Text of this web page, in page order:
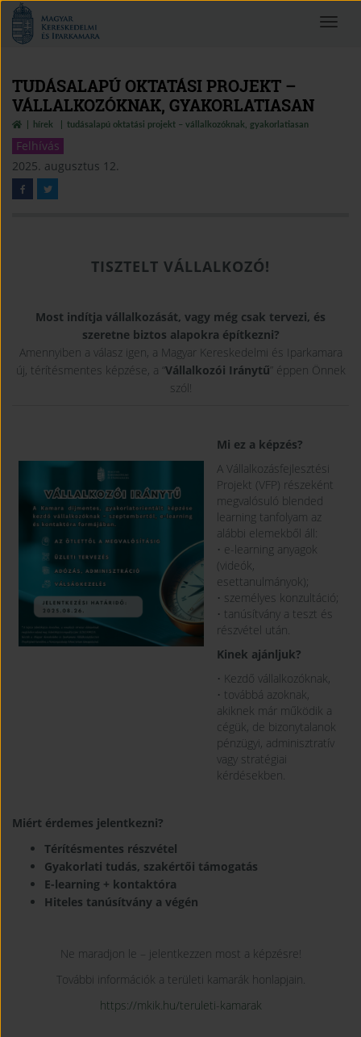
Magyar
Kereskedelmi
és
Toggle
TUDÁSALAPÚ OKTATÁSI PROJEKT –
VÁLLALKOZÓKNAK, GYAKORLATIASAN
hírek tudásalapú oktatási projekt – vállalkozóknak, gyakorlatiasan
Felhívás
2025. augusztus 12.
TISZTELT VÁLLALKOZÓ!
Most indítja vállalkozását, vagy még csak tervezi, és
szeretne biztos alapokra építkezni?
Amennyiben a válasz igen, a Magyar Kereskedelmi és Iparkamara
új, térítésmentes képzése, a “Vállalkozói Iránytű” éppen Önnek
szól!
Mi ez a képzés?
A Vállalkozásfejlesztési
Projekt (VFP) részeként
megvalósuló blended
learning tanfolyam az
alábbi elemekből áll:
• e-learning anyagok
(videók,
esettanulmányok);
• személyes konzultáció;
• tanúsítvány a teszt és
részvétel után.
Kinek ajánljuk?
• Kezdő vállalkozóknak,
• továbbá azoknak,
akiknek már működik a
cégük, de bizonytalanok
pénzügyi, adminisztratív
vagy stratégiai
kérdésekben.
Miért érdemes jelentkezni?
Térítésmentes részvétel
Gyakorlati tudás, szakértői támogatás
E-learning + kontaktóra
Hiteles tanúsítvány a végén
Ne maradjon le – jelentkezzen most a képzésre!
További információk a területi kamarák honlapjain.
https://mkik.hu/teruleti-kamarak